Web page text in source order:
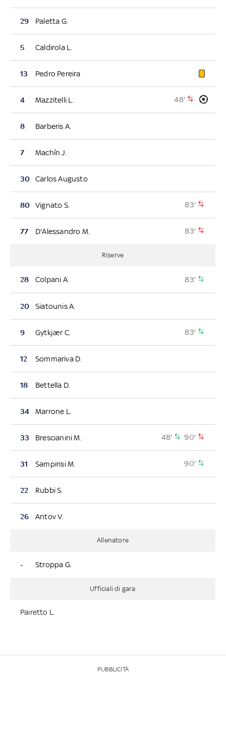
29 Paletta G.
5 Caldirola L.
13 Pedro Pereira
4 Mazzitelli L. 48'
8 Barberis A.
7 Machín J.
30 Carlos Augusto
80 Vignato S. 83'
77 D'Alessandro M. 83'
Riserve
28 Colpani A. 83'
20 Siatounis A.
9 Gytkjær C. 83'
12 Sommariva D.
18 Bettella D.
34 Marrone L.
33 Brescianini M. 48' 90'
31 Sampirisi M. 90'
22 Rubbi S.
26 Antov V.
Allenatore
- Stroppa G.
Ufficiali di gara
Pairetto L.
PUBBLICITÀ